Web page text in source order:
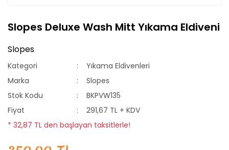
Slopes Deluxe Wash Mitt Yıkama Eldiveni
Slopes
Kategori
Yıkama Eldivenleri
Marka
Slopes
Stok Kodu
BKPVW135
Fiyat
291,67 TL + KDV
* 32,87 TL den başlayan taksitlerle!